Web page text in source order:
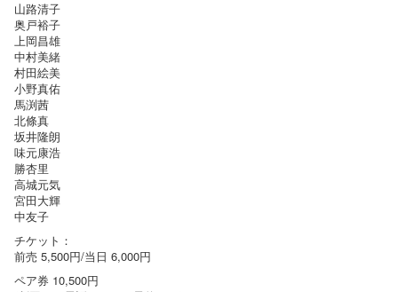
山路清子
奥戸裕子
上岡昌雄
中村美緒
村田絵美
小野真佑
馬渕茜
北條真
坂井隆朗
味元康浩
勝杏里
高城元気
宮田大輝
中友子
チケット：
前売 5,500円/当日 6,000円
ペア券 10,500円